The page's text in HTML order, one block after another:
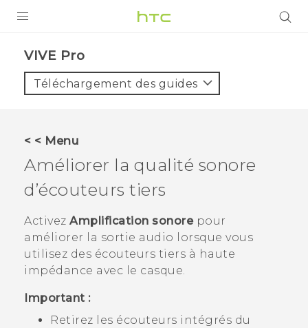
VIVE
VIVERSE
SUPPORT
Appareils HTC & Accessoires
Achat & Règlement Questions
VIVE Pro‎
Téléchargement des guides
< < Menu
Améliorer la qualité sonore
d’écouteurs tiers
Activez Amplification sonorepour
améliorer la sortie audio lorsque vous
utilisez des écouteurs tiers à haute
impédance avec le casque.
Important :
Retirez les écouteurs intégrés du